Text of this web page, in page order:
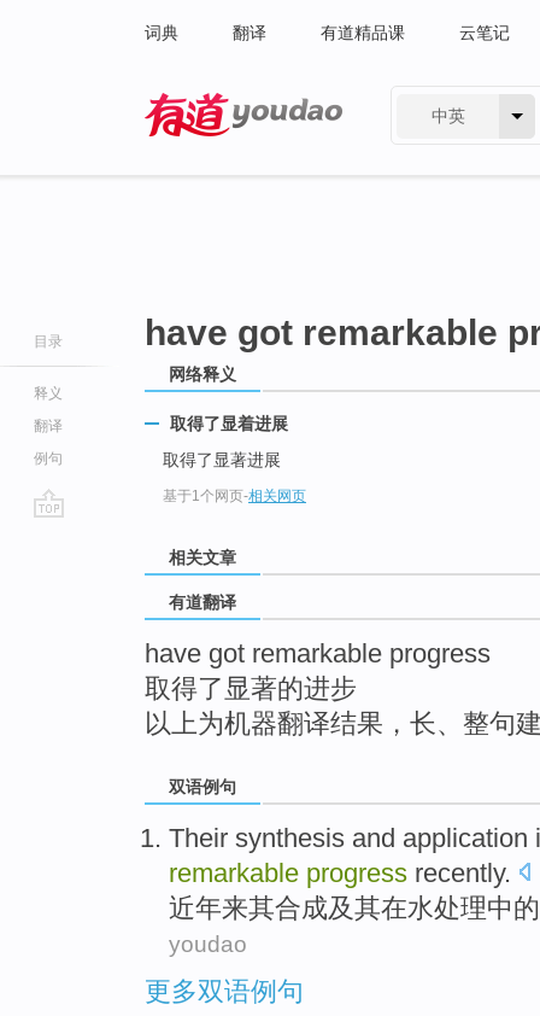
词典 翻译 有道精品课 云笔记
中英
目录
释义
翻译
例句
have got remarkable
网络释义
取得了显着进展
取得了显著进展
基于1个网页-相关网页
相关文章
有道翻译
have got remarkable progress
取得了显著的进步
以上为机器翻译结果，长、整句
双语例句
Their synthesis and application
remarkable progress recently.
近年来其合成及其在水处理中
youdao
更多双语例句